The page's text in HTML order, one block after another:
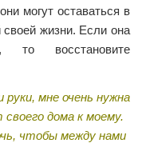
могут оставаться в
своей жизни. Если она
то восстановите
мне очень нужна
дома к моему.
чтобы между нами